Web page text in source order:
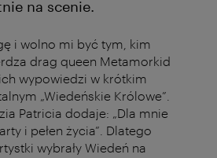
na scenie.
i wolno mi być tym, kim
drag queen Metamorkid
wypowiedzi w krótkim
„Wiedeńskie Królowe”.
Patricia dodaje: „Dla mnie
i pełen życia”. Dlatego
wybrały Wiedeń na